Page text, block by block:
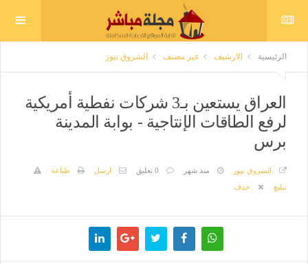
الرئيسية الارشيف غير مصنف الشروق نيوز
العراق يستعين بـ3 شركات نفطية أمريكية
لرفع الطاقات الإنتاجية - بوابة المدينة
برس
الشروق نيوز منذ شهر 0 تعليق ارسل
طباعة
تبليغ
حذف